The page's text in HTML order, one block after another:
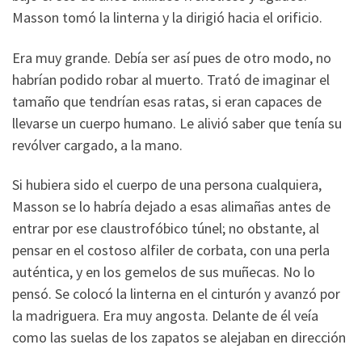
Masson tomó la linterna y la dirigió hacia el orificio.
Era muy grande. Debía ser así pues de otro modo, no
habrían podido robar al muerto. Trató de imaginar el
tamaño que tendrían esas ratas, si eran capaces de
llevarse un cuerpo humano. Le alivió saber que tenía su
revólver cargado, a la mano.
Si hubiera sido el cuerpo de una persona cualquiera,
Masson se lo habría dejado a esas alimañas antes de
entrar por ese claustrofóbico túnel; no obstante, al
pensar en el costoso alfiler de corbata, con una perla
auténtica, y en los gemelos de sus muñecas. No lo
pensó. Se colocó la linterna en el cinturón y avanzó por
la madriguera. Era muy angosta. Delante de él veía
como las suelas de los zapatos se alejaban en dirección